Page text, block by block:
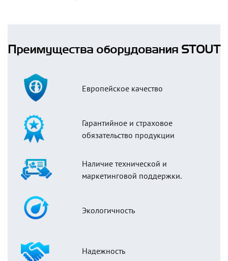
Преимущества оборудования STOUT
Европейское качество
Гарантийное и страховое
обязательство продукции
Наличие технической и
маркетинговой поддержки.
Экологичность
Надежность